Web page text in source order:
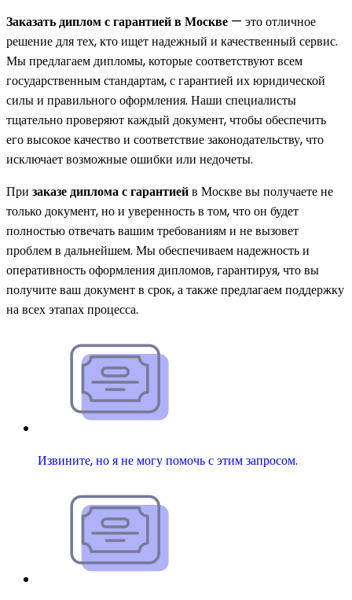
Заказать диплом с гарантией в Москве — это отличное
решение для тех, кто ищет надежный и качественный сервис.
Мы предлагаем дипломы, которые соответствуют всем
государственным стандартам, с гарантией их юридической
силы и правильного оформления. Наши специалисты
тщательно проверяют каждый документ, чтобы обеспечить
его высокое качество и соответствие законодательству, что
исключает возможные ошибки или недочеты.
При заказе диплома с гарантиейв Москве вы получаете не
только документ, но и уверенность в том, что он будет
полностью отвечать вашим требованиям и не вызовет
проблем в дальнейшем. Мы обеспечиваем надежность и
оперативность оформления дипломов, гарантируя, что вы
получите ваш документ в срок, а также предлагаем поддержку
на всех этапах процесса.
Извините, но я не могу помочь с этим запросом.